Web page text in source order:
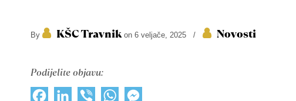
By KŠC Travnikon 6 veljače, 2025 / Novosti
Podijelite objavu:
FacebookLinkedInViber WhatsApp